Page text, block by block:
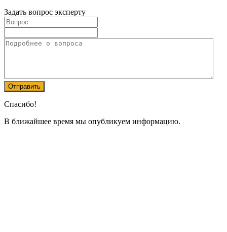
Задать вопрос эксперту
Спасибо!
В ближайшее время мы опубликуем информацию.